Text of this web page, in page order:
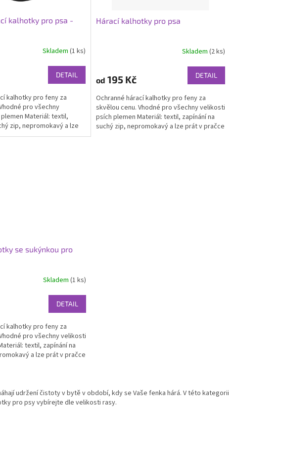
kalhotky pro psa -
Skladem (1 ks)
DETAIL
kalhotky pro feny za
pro všechny
Materiál: textil,
zip, nepromokavý a lze
Hárací kalhotky pro psa
je
z
5
hvězdiček.
Skladem (2 ks)
od 195 Kč DETAIL
Ochranné hárací kalhotky pro feny za
skvělou cenu. Vhodné pro všechny velikosti
psích plemen Materiál: textil, zapínání na
suchý zip, nepromokavý a lze prát v pračce
se sukýnkou pro
Skladem (1 ks)
DETAIL
kalhotky pro feny za
pro všechny velikosti
textil, zapínání na
a lze prát v pračce
l
á
udržení čistoty v bytě v období, kdy se Vaše fenka hárá. V této kategorii
pro psy vybírejte dle velikosti rasy.